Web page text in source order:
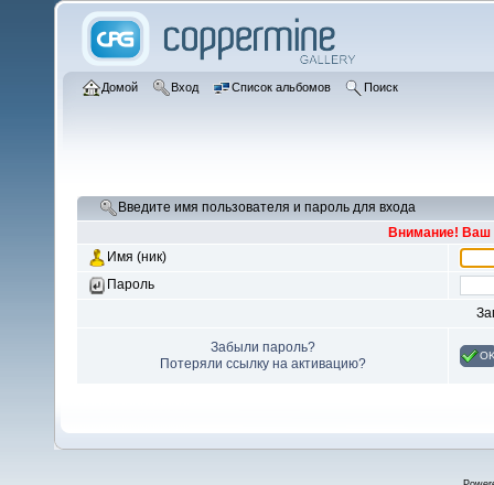
Домой Вход Список альбомов Поиск
Введите имя пользователя и пароль для входа
Внимание! Ваш
Имя (ник)
Пароль
Забыли пароль?
Потеряли ссылку на активацию?